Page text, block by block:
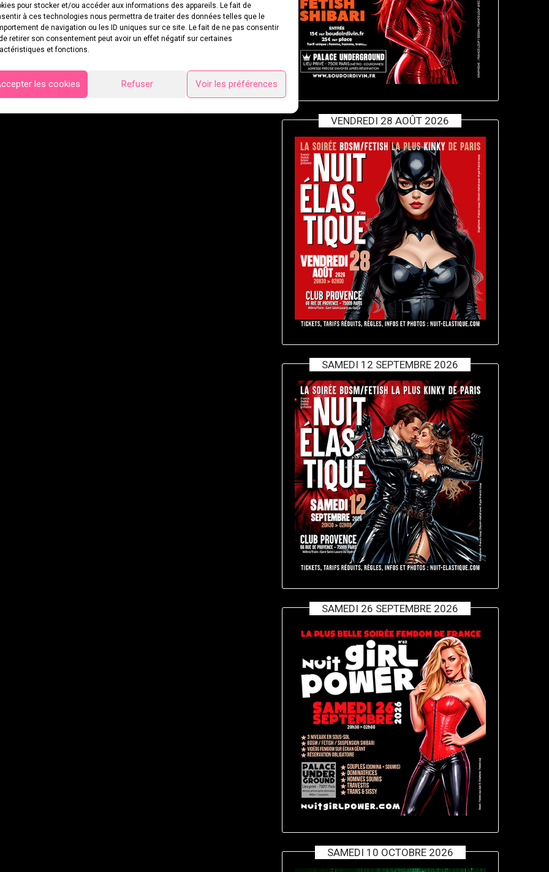
pour stocker et/ou accéder aux informations des appareils. Le fait de
à ces technologies nous permettra de traiter des données telles que le
de navigation ou les ID uniques sur ce site. Le fait de ne pas consentir
retirer son consentement peut avoir un effet négatif sur certaines
et fonctions.
les cookies Refuser Voir les préférences
VENDREDI 28 AOÛT 2026
SAMEDI 12 SEPTEMBRE 2026
SAMEDI 26 SEPTEMBRE 2026
SAMEDI 10 OCTOBRE 2026